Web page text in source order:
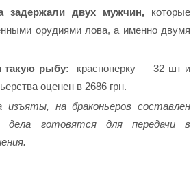
задержали двух мужчин, которые
орудиями лова, а именно двумя
такую ​​рыбу: красноперку — 32 шт и
оценен в 2686грн.
на браконьеров составлен
дела готовятся для передачи в